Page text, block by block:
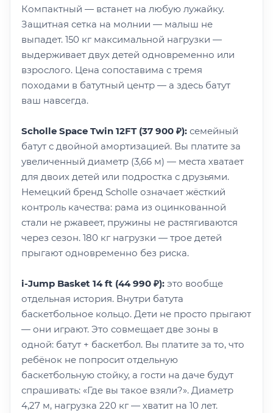
Компактный — встанет на любую лужайку.
Защитная сетка на молнии — малыш не
выпадет. 150 кг максимальной нагрузки —
выдерживает двух детей одновременно или
взрослого. Цена сопоставима с тремя
походами в батутный центр — а здесь батут
ваш навсегда.
Scholle Space Twin 12FT (37 900 ₽): семейный
батут с двойной амортизацией. Вы платите за
увеличенный диаметр (3,66 м) — места хватает
для двоих детей или подростка с друзьями.
Немецкий бренд Scholle означает жёсткий
контроль качества: рама из оцинкованной
стали не ржавеет, пружины не растягиваются
через сезон. 180 кг нагрузки — трое детей
прыгают одновременно без риска.
i-Jump Basket 14 ft (44 990 ₽): это вообще
отдельная история. Внутри батута
баскетбольное кольцо. Дети не просто прыгают
— они играют. Это совмещает две зоны в
одной: батут + баскетбол. Вы платите за то, что
ребёнок не попросит отдельную
баскетбольную стойку, а гости на даче будут
спрашивать: «Где вы такое взяли?». Диаметр
4,27 м, нагрузка 220 кг — хватит на 10 лет.